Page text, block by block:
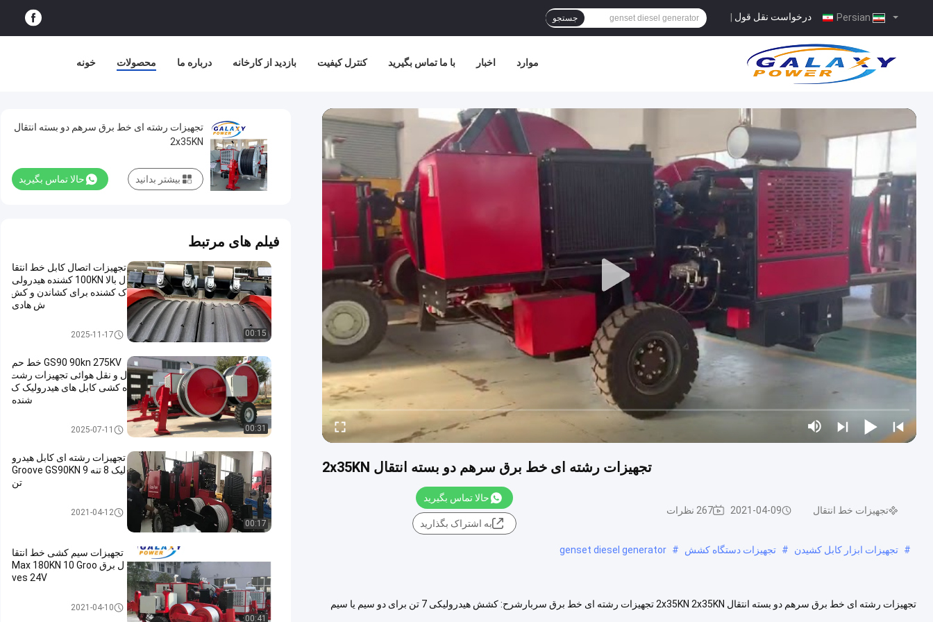
درخواست نقل قول جستجو
خونه محصولات درباره ما بازدید از کارخانه کنترل کیفیت با ما تماس بگیرید اخبار موارد
تجهیزات رشته ای خط برق سرهم دو بسته انتقال 2x35KN
تجهیزات خط انتقال 2021-04-09 267 نظرات
حالا تماس بگیرید
به اشتراک بگذارید
# تجهیزات ابزار کابل کشیدن # تجهیزات دستگاه کشش #
genset diesel generator
تجهیزات رشته ای خط برق سرهم دو بسته انتقال 2x35KN 2x35KN تجهیزات رشته ای خط برق سربارشرح: کشش هیدرولیکی 7 تن برای دو سیم یا سیم
تجهیزات رشته ای خط برق سرهم دو بسته انتقال
2x35KN
حالا تماس بگیرید بیشتر بدانید
فیلم های مرتبط
00:15
تجهیزات اتصال کابل خط انتقا
ل بالا 100KN کشنده هیدرولی
ک کشنده برای کشاندن و کش
ش هادی
تجهیزات خط انتقال2025-11-17
00:31
GS90 90kn 275KV خط حم
ل و نقل هوائی تجهیزات رشت
ه کشی کابل های هیدرولیک ک
شنده
تجهیزات خط انتقال2025-07-11
00:17
تجهیزات رشته ای کابل هیدرو
لیک 8 تنه Groove GS90KN 9
تن
تجهیزات خطوط برق خط
2021-04-12
00:41
تجهیزات سیم کشی خط انتقا
ل برق Max 180KN 10 Groo
ves 24V
تجهیزات خط انتقال2021-04-10